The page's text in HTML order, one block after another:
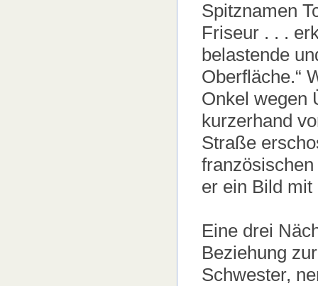
Spitznamen
Friseur . . .
belastende
Oberfläche.“
Onkel wegen
kurzerhand
Straße
er ein Bild
Eine drei
Beziehung
Schwester,